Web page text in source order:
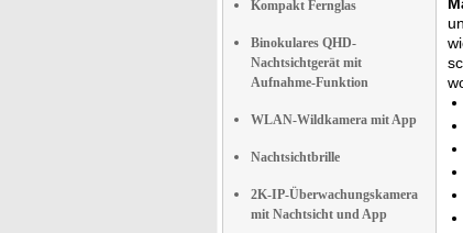
Kompakt Fernglas
Binokulares QHD-
Nachtsichtgerät mit
Aufnahme-Funktion
WLAN-Wildkamera mit App
Nachtsichtbrille
2K-IP-Überwachungskamera
mit Nachtsicht und App